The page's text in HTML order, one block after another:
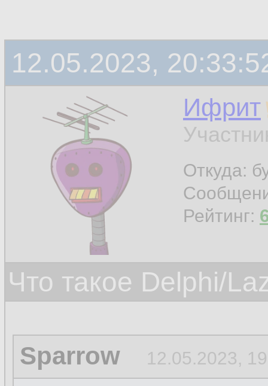
12.05.2023,
Ифрит
Откуда:
Рейтинг:
Что такое Delphi/
Sparrow 12.05.2023,